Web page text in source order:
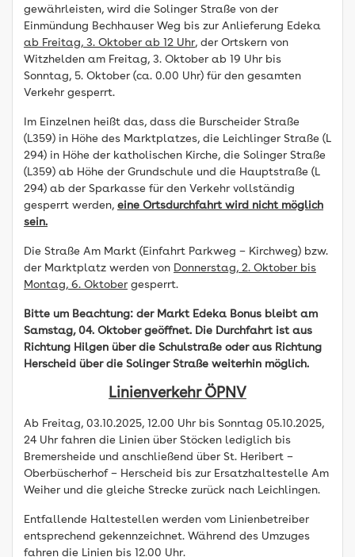
gewährleisten, wird die Solinger Straße von der
Einmündung Bechhauser Weg bis zur Anlieferung Edeka
ab Freitag, 3. Oktober ab 12 Uhr, der Ortskern von
Witzhelden am Freitag, 3. Oktober ab 19 Uhr bis
Sonntag, 5. Oktober (ca. 0.00 Uhr) für den gesamten
Verkehr gesperrt.
Im Einzelnen heißt das, dass die Burscheider Straße
(L359) in Höhe des Marktplatzes, die Leichlinger Straße (L
294) in Höhe der katholischen Kirche, die Solinger Straße
(L359) ab Höhe der Grundschule und die Hauptstraße (L
294) ab der Sparkasse für den Verkehr vollständig
gesperrt werden, eine Ortsdurchfahrt wird nicht möglich
sein.
Die Straße Am Markt (Einfahrt Parkweg – Kirchweg) bzw.
der Marktplatz werden von Donnerstag, 2. Oktober bis
Montag, 6. Oktobergesperrt.
Bitte um Beachtung: der Markt Edeka Bonus bleibt am
Samstag, 04. Oktober geöffnet. Die Durchfahrt ist aus
Richtung Hilgen über die Schulstraße oder aus Richtung
Herscheid über die Solinger Straße weiterhin möglich.
Linienverkehr ÖPNV
Ab Freitag, 03.10.2025, 12.00 Uhr bis Sonntag 05.10.2025,
24 Uhr fahren die Linien über Stöcken lediglich bis
Bremersheide und anschließend über St. Heribert –
Oberbüscherhof – Herscheid bis zur Ersatzhaltestelle Am
Weiher und die gleiche Strecke zurück nach Leichlingen.
Entfallende Haltestellen werden vom Linienbetreiber
entsprechend gekennzeichnet. Während des Umzuges
fahren die Linien bis 12.00 Uhr.